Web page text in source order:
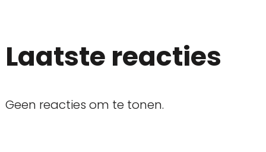
Laatste reacties
Geen reacties om te tonen.